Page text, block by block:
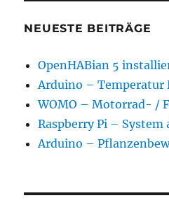
NEUESTE BEITRÄGE
OpenHABian 5
Arduino – Temperatur
WOMO – Motorrad- /
Raspberry Pi – System
Arduino –